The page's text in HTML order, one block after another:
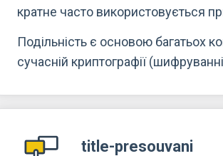
кратне часто використовується
Подільність є основою багатьох
сучасній криптографії
title-presouvani